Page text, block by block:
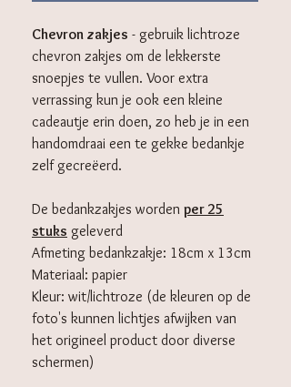
Chevron zakjes - gebruik lichtroze
chevron zakjes om de lekkerste
snoepjes te vullen. Voor extra
verrassing kun je ook een kleine
cadeautje erin doen, zo heb je in een
handomdraai een te gekke bedankje
zelf gecreëerd.
De bedankzakjes worden per 25
stuks geleverd
Afmeting bedankzakje: 18cm x 13cm
Materiaal: papier
Kleur: wit/lichtroze (de kleuren op de
foto's kunnen lichtjes afwijken van
het origineel product door diverse
schermen)